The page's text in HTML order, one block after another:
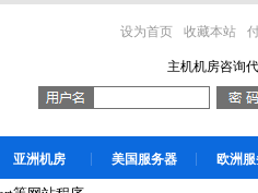
设为首页 收藏本站
主机机房咨询
亚洲机房 美国服务器 欧洲